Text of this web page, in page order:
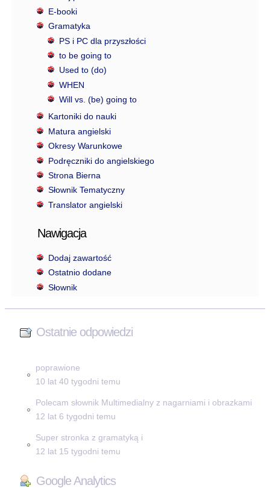
E-booki
Gramatyka
PS i PC dla przyszłości
to be going to
Used to (do)
WHEN
Will vs. (be) going to
Kartoniki do nauki
Matura angielski
Okresy Warunkowe
Podręczniki do angielskiego
Strona Bierna
Słownik Tematyczny
Translator angielski
Nawigacja
Dodaj zawartość
Ostatnio dodane
Słownik
Ostatnie odpowiedzi
poprawione
10 lat 40 tygodni temu
Polecam słownik Multimedialny z nagarniami i obrazkami
12 lat 6 tygodni temu
Super stronka z gramatyką i
12 lat 15 tygodni temu
Google Analytics